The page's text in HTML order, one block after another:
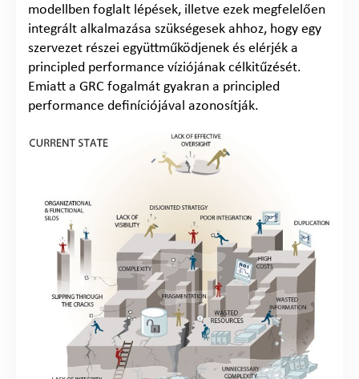
modellben foglalt lépések, illetve ezek megfelelően
integrált alkalmazása szükségesek ahhoz, hogy egy
szervezet részei együttműködjenek és elérjék a
principled performance víziójának célkitűzését.
Emiatt a GRC fogalmát gyakran a principled
performance definíciójával azonosítják.